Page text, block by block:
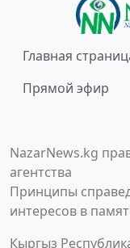
Главная
Прямой эфир
NazarNews.kg
агентства
Принципы
интересов в
Кыргыз